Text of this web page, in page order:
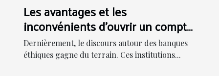
Les avantages et les
inconvénients d'ouvrir un compte
dans une banque éthique
Dernièrement, le discours autour des banques
éthiques gagne du terrain. Ces institutions...